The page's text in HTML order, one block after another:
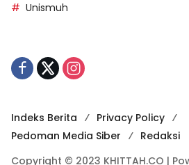
Unismuh
Indeks Berita
Privacy Policy
Pedoman Media Siber
Redaksi
Copyright © 2023 KHITTAH.CO |